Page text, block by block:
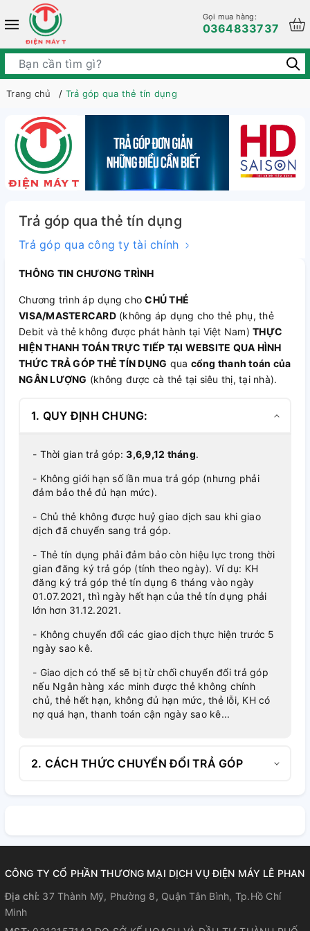
Gọi mua hàng:
0364833737
Trang chủ Trả góp qua thẻ tín dụng
Trả góp qua thẻ tín dụng
Trả góp qua công ty tài chính
THÔNG TIN CHƯƠNG TRÌNH
Chương trình áp dụng choCHỦ THẺ
VISA/MASTERCARD(không áp dụng cho thẻ phụ, thẻ
Debit và thẻ không được phát hành tại Việt Nam) THỰC
HIỆN THANH TOÁN TRỰC TIẾP TẠI WEBSITE QUA HÌNH
THỨC TRẢ GÓP THẺ TÍN DỤNG qua cổng thanh toán của
NGÂN LƯỢNG (không được cà thẻ tại siêu thị, tại nhà).
1. QUY ĐỊNH CHUNG:
- Thời gian trả góp:3,6,9,12 tháng.
- Không giới hạn số lần mua trả góp (nhưng phải
đảm bảo thẻ đủ hạn mức).
- Chủ thẻ không được huỷ giao dịch sau khi giao
dịch đã chuyển sang trả góp.
- Thẻ tín dụng phải đảm bảo còn hiệu lực trong thời
gian đăng ký trả góp (tính theo ngày). Ví dụ: KH
đăng ký trả góp thẻ tín dụng 6 tháng vào ngày
01.07.2021, thì ngày hết hạn của thẻ tín dụng phải
lớn hơn 31.12.2021.
- Không chuyển đổi các giao dịch thực hiện trước 5
ngày sao kê.
- Giao dịch có thể sẽ bị từ chối chuyển đổi trả góp
nếu Ngân hàng xác minh được thẻ không chính
chủ, thẻ hết hạn, không đủ hạn mức, thẻ lỗi, KH có
nợ quá hạn, thanh toán cận ngày sao kê...
2. CÁCH THỨC CHUYỂN ĐỔI TRẢ GÓP
CÔNG TY CỔ PHẦN THƯƠNG MẠI DỊCH VỤ ĐIỆN MÁY LÊ PHAN
Địa chỉ: 37 Thành Mỹ, Phường 8, Quận Tân Bình, Tp.Hồ Chí
Minh